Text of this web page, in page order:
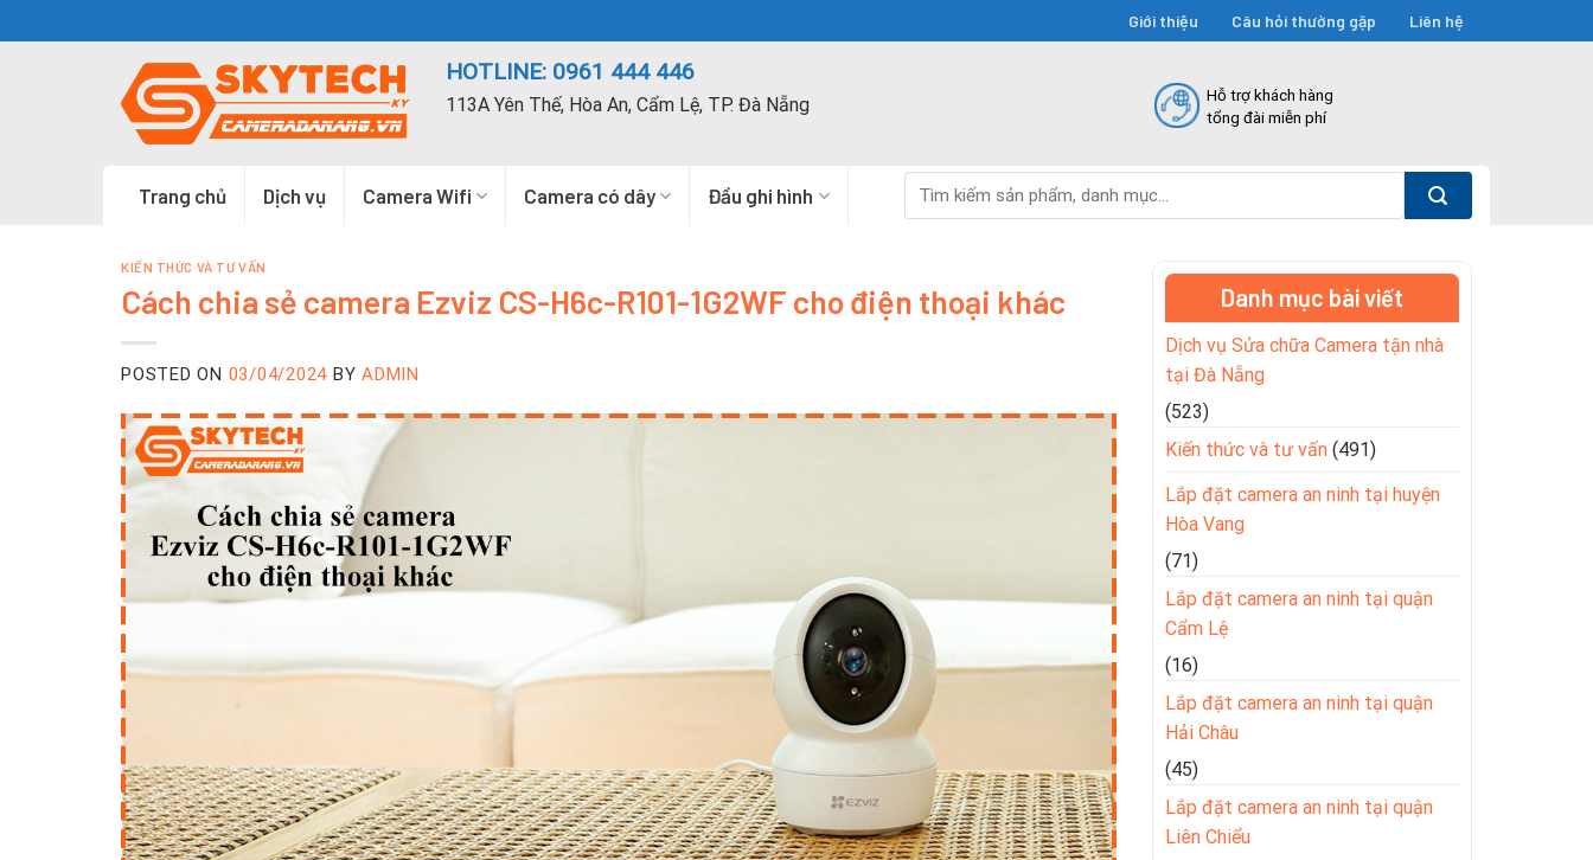
to
Giới thiệu Câu hỏi thường gặp Liên hệ
HOTLINE: 0961 444 446
113A Yên Thế, Hòa An, Cẩm Lệ, TP. Đà Nẵng
Hỗ trợ khách hàng
tổng đài miễn phí
Trang chủ Dịch vụ Camera Wifi Camera có dây Đầu ghi hình
kiếm:
KIẾN THỨC VÀ TƯ VẤN
Cách chia sẻ camera Ezviz CS-H6c-R101-1G2WF cho điện thoại khác
POSTED ON 03/04/2024 BY ADMIN
Danh mục bài viết
Dịch vụ Sửa chữa Camera tận nhà
tại Đà Nẵng
(523)
Kiến thức và tư vấn (491)
Lắp đặt camera an ninh tại huyện
Hòa Vang
(71)
Lắp đặt camera an ninh tại quận
Cẩm Lệ
(16)
Lắp đặt camera an ninh tại quận
Hải Châu
(45)
Lắp đặt camera an ninh tại quận
Liên Chiểu